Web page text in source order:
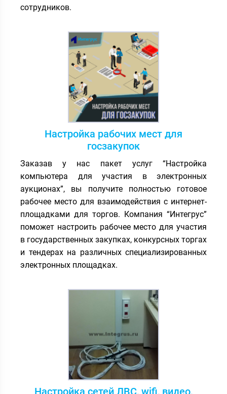
сотрудников.
Настройка рабочих мест для
госзакупок
Заказав у нас пакет услуг “Настройка
компьютера для участия в электронных
аукционах”, вы получите полностью готовое
рабочее место для взаимодействия с интернет-
площадками для торгов. Компания “Интегрус”
поможет настроить рабочее место для участия
в государственных закупках, конкурсных торгах
и тендерах на различных специализированных
электронных площадках.
Настройка сетей ЛВС, wifi, видео,